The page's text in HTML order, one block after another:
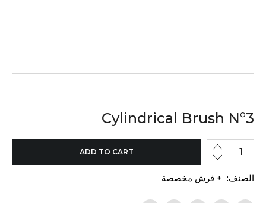
Cylindrical Brush N°3
ADD TO CART
الصنف: + فرش مخصصة